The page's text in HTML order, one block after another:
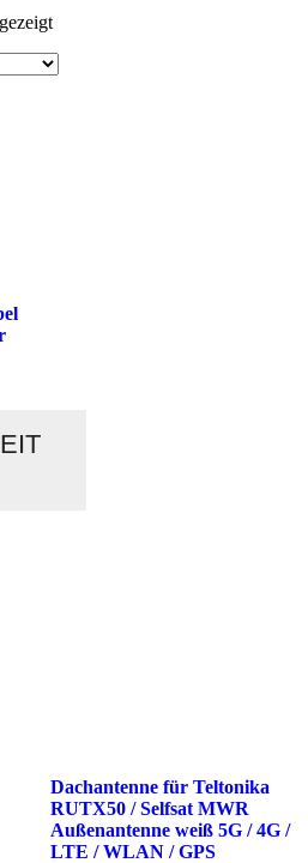
Dachantenne für Teltonika
RUTX50 / Selfsat MWR
Außenantenne weiß 5G / 4G /
LTE / WLAN / GPS